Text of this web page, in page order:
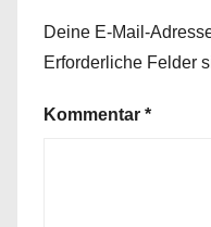
Deine E-Mail-
Erforderliche Felder
Kommentar *